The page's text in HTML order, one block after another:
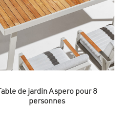
Table de jardin Aspero pour 8
personnes